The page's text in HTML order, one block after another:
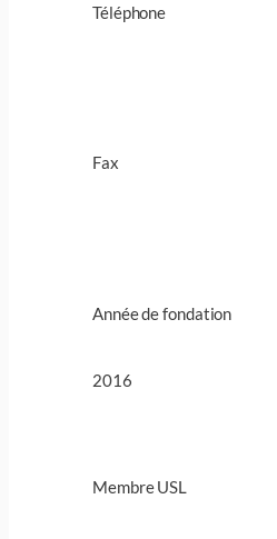
Téléphone
Fax
Année de fondation
2016
Membre USL